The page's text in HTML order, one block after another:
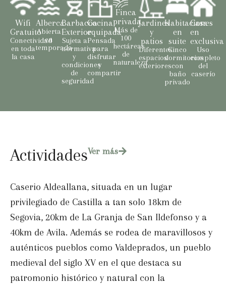
Wifi
Gratuito
Conectividad
en toda
la casa
Alberca
Abierta
en
temporada
Barbacoa
Exterior
Sujeta a
normativa
y
condiciones
de
seguridad
Cocina
equipada
Pensada
para
disfrutar
y
compartir
Finca
privada
Más de
100
hectáreas
de
naturaleza
Jardines
y
patios
Diferentes
espacios
exteriores
Habitaciones
en
suite
Cinco
dormitorios
con
baño
privado
Casa
en
exclusiva
Uso
completo
del
caserío
ActividadesVer más
Caserio Aldeallana, situada en un lugar
privilegiado de Castilla a tan solo 18km de
Segovia, 20km de La Granja de San Ildefonso y a
40km de Avila. Además se rodea de maravillosos y
auténticos pueblos como Valdeprados, un pueblo
medieval del siglo XV en el que destaca su
patromonio histórico y natural con la